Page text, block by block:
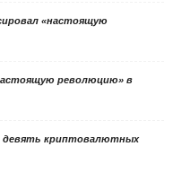
«настоящую
революцию» в
девять криптовалютных